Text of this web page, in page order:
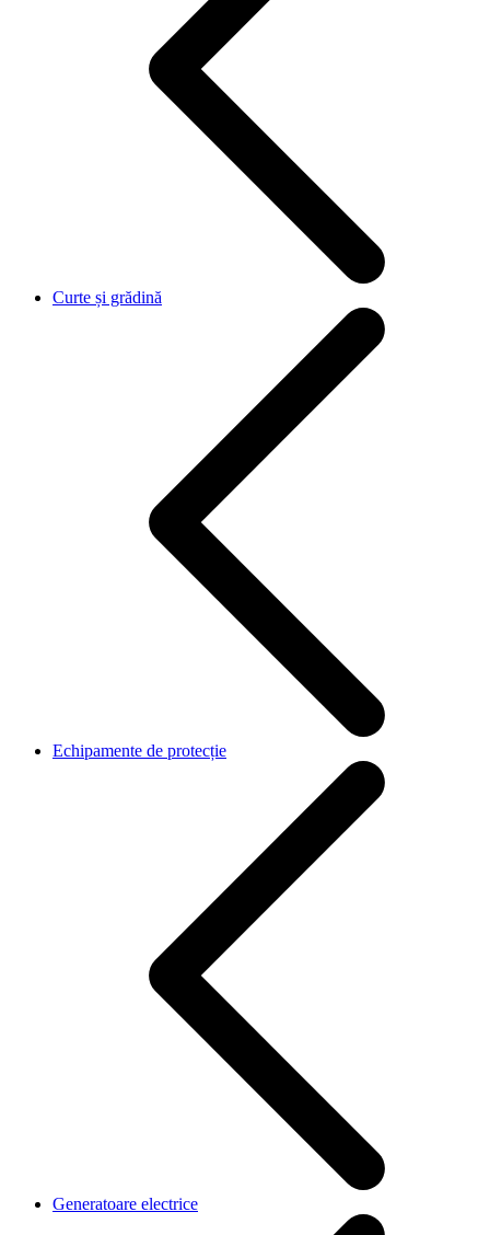
Curte și grădină
Echipamente de protecție
Generatoare electrice